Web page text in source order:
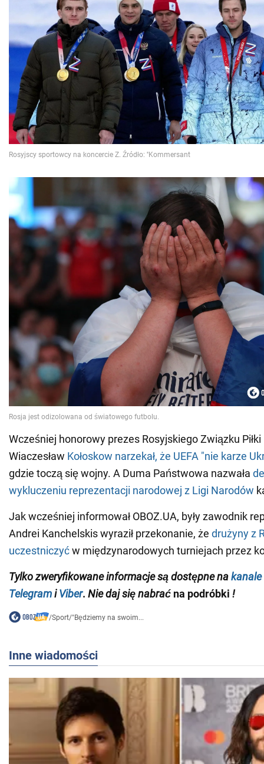
Wcześniej honorowy prezes Rosyjskiego Związku Piłki
Wiaczesław Kołoskow narzekał, że UEFA "nie karze
gdzie toczą się wojny. A Duma Państwowa nazwała
wykluczeniu reprezentacji narodowej z Ligi Narodów
Jak wcześniej informował OBOZ.UA, były zawodnik
Andrei Kanchelskis wyraził przekonanie, że drużyny z
uczestniczyćw międzynarodowych turniejach przez
Tylkozweryfikowane informacje są dostępne nakanale
TelegramiViber. Nie daj się nabrać na podróbki !
/Sport/"Będziemy na swoim...
Inne wiadomości